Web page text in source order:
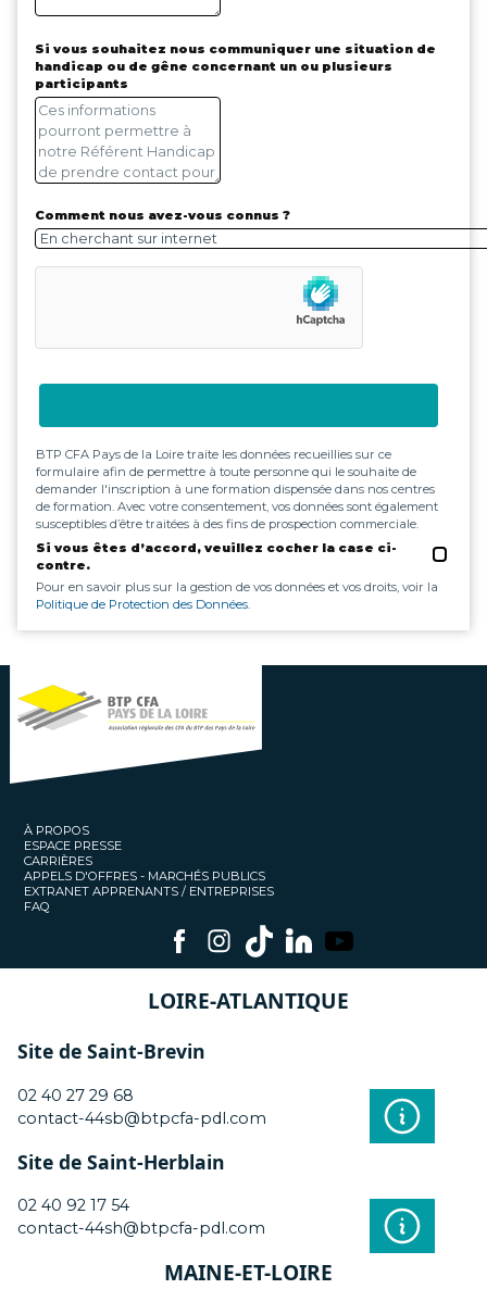
Si vous souhaitez nous communiquer une situation de
handicap ou de gêne concernant un ou plusieurs
participants
Comment nous avez-vous connus ?
BTP CFA Pays de la Loire traite les données recueillies sur ce
formulaire afin de permettre à toute personne qui le souhaite de
demander l'inscription à une formation dispensée dans nos centres
de formation. Avec votre consentement, vos données sont également
susceptibles d’être traitées à des fins de prospection commerciale.
Si vous êtes d’accord, veuillez cocher la case ci-
contre.
Pour en savoir plus sur la gestion de vos données et vos droits, voir la
Politique de Protection des Données.
À PROPOS
ESPACE PRESSE
CARRIÈRES
APPELS D'OFFRES - MARCHÉS PUBLICS
EXTRANET APPRENANTS / ENTREPRISES
FAQ
LOIRE-ATLANTIQUE
Site de Saint-Brevin
02 40 27 29 68
contact-44sb@btpcfa-pdl.com
Site de Saint-Herblain
02 40 92 17 54
contact-44sh@btpcfa-pdl.com
MAINE-ET-LOIRE